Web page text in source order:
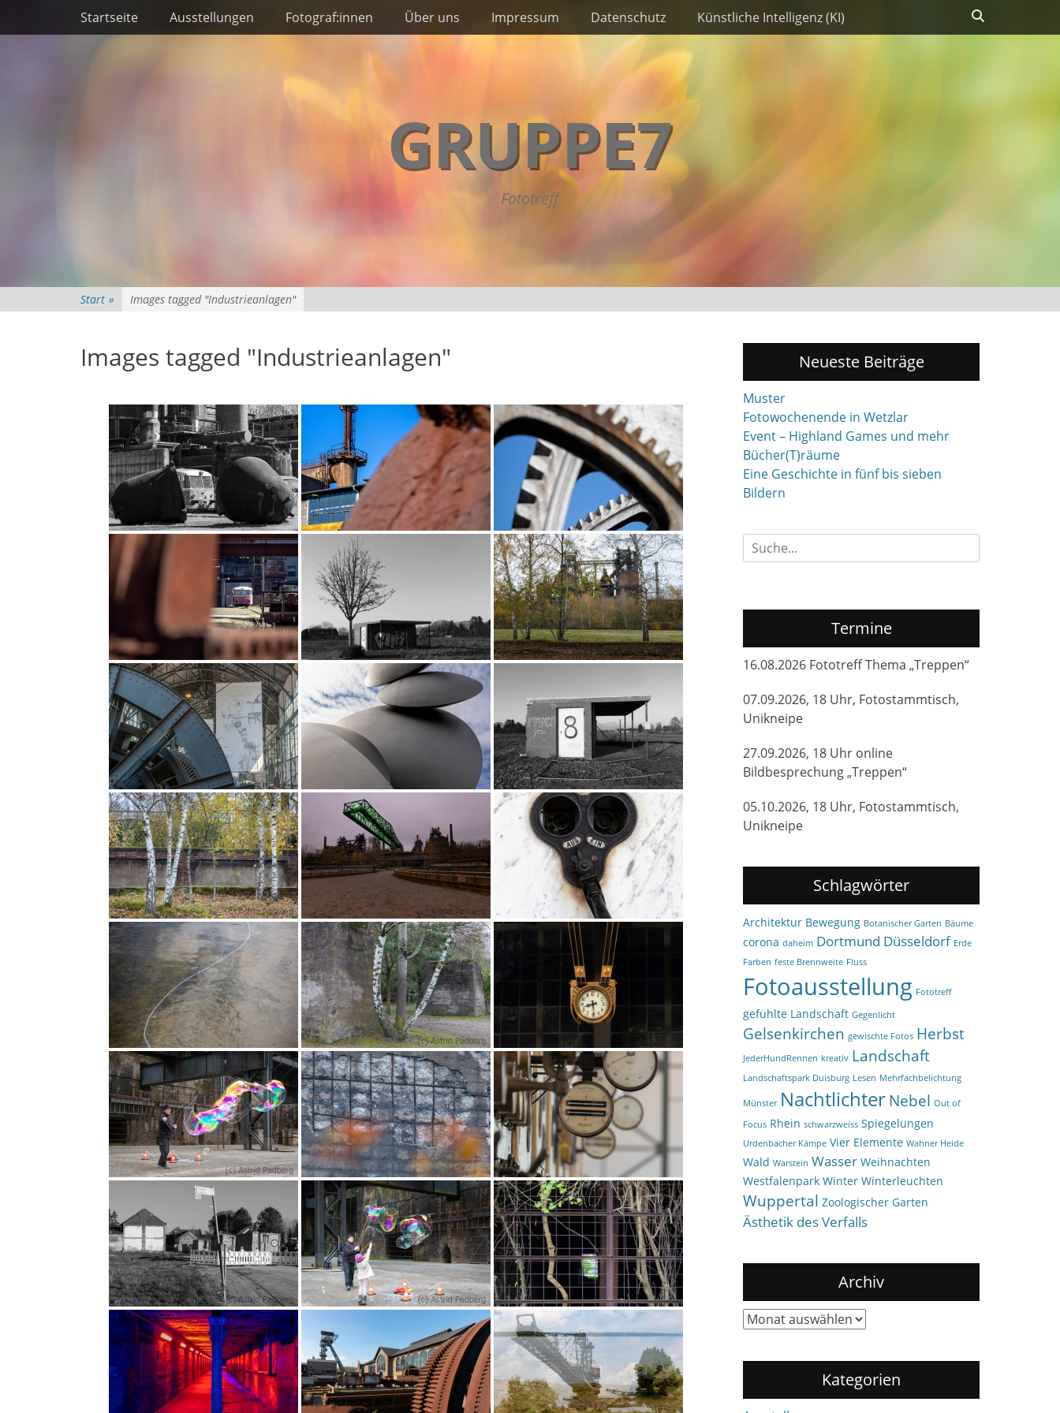
Zum
Inhalt
springen
Primäres Menü
Startseite Ausstellungen Fotograf:innen Über uns Impressum Datenschutz Künstliche Intelligenz (KI)
GRUPPE7
Fototreff
Start » Images tagged "Industrieanlagen"
Images tagged "Industrieanlagen" Neueste Beiträge
Muster
Fotowochenende in Wetzlar
Event – Highland Games und mehr
Bücher(T)räume
Eine Geschichte in fünf bis sieben
Bildern
Suchen
nach:
Termine
16.08.2026 Fototreff Thema „Treppen“
07.09.2026, 18 Uhr, Fotostammtisch,
Unikneipe
27.09.2026, 18 Uhr online
Bildbesprechung „Treppen“
05.10.2026, 18 Uhr, Fotostammtisch,
Unikneipe
Schlagwörter
Architektur Bewegung Botanischer Garten Bäume
corona daheim Dortmund Düsseldorf Erde
Farben feste Brennweite Fluss
Fotoausstellung Fototreff
gefühlte Landschaft Gegenlicht
Gelsenkirchen gewischte Fotos Herbst
JederHundRennen kreativ Landschaft
Landschaftspark Duisburg Lesen Mehrfachbelichtung
Münster NachtlichterNebel Out of
Focus Rhein schwarzweiss Spiegelungen
Urdenbacher Kämpe Vier Elemente Wahner Heide
Wald Warstein Wasser Weihnachten
Westfalenpark Winter Winterleuchten
Wuppertal Zoologischer Garten
Ästhetik des Verfalls
Archiv
Archiv
Kategorien